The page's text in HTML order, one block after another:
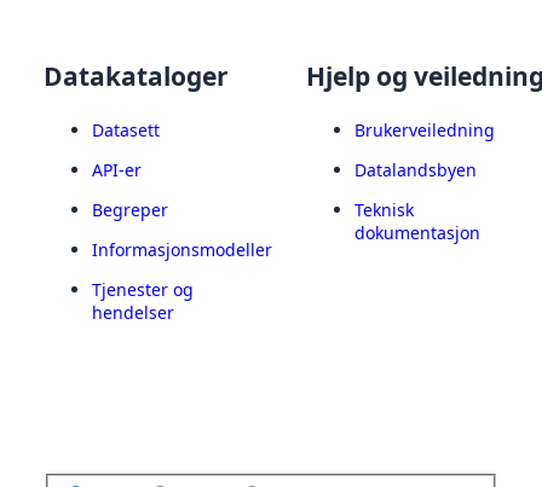
Datakataloger
Datasett
API-er
Begreper
Informasjonsmodeller
Tjenester og
hendelser
Hjelp og
Brukerveiledning
Datalandsbyen
Teknisk
dokumentasjon